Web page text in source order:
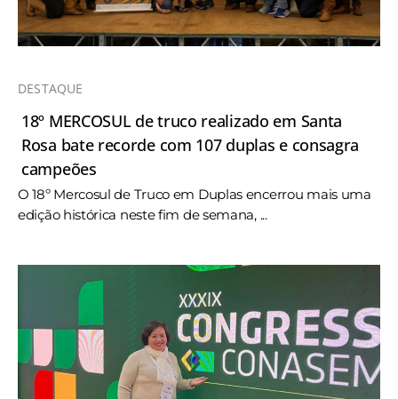
DESTAQUE
18º MERCOSUL de truco realizado em Santa
Rosa bate recorde com 107 duplas e consagra
campeões
O 18º Mercosul de Truco em Duplas encerrou mais uma
edição histórica neste fim de semana, ...